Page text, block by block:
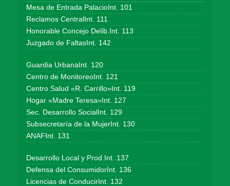
Mesa de Entrada PalacioInt. 101
Reclamos CentralInt. 111
Honorable Concejo Delib.Int. 113
Juzgado de FaltasInt. 142
Guardia UrbanaInt. 120
Centro de MonitoreoInt. 121
Centro Salud «R. Carrillo»Int. 119
Hogar «Madre Teresa»Int. 127
Sec. Desarrollo SocialInt. 129
Subsecretaría de la MujerInt. 130
ANAFInt. 131
Desarrollo Local y Prod.Int. 137
Defensa del ConsumidorInt. 136
Licencias de ConducirInt. 132